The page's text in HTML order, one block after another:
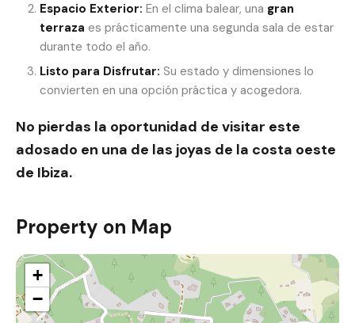
Espacio Exterior: En el clima balear, una gran
terraza es prácticamente una segunda sala de estar
durante todo el año.
Listo para Disfrutar: Su estado y dimensiones lo
convierten en una opción práctica y acogedora.
No pierdas la oportunidad de visitar este
adosado en una de las joyas de la costa oeste
de Ibiza.
Property on Map
+
−